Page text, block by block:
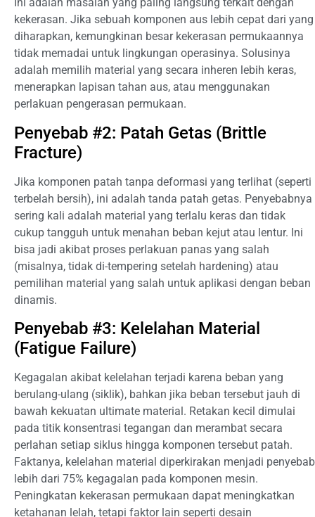
Ini adalah masalah yang paling langsung terkait dengan
kekerasan. Jika sebuah komponen aus lebih cepat dari yang
diharapkan, kemungkinan besar kekerasan permukaannya
tidak memadai untuk lingkungan operasinya. Solusinya
adalah memilih material yang secara inheren lebih keras,
menerapkan lapisan tahan aus, atau menggunakan
perlakuan pengerasan permukaan.
Penyebab #2: Patah Getas (Brittle
Fracture)
Jika komponen patah tanpa deformasi yang terlihat (seperti
terbelah bersih), ini adalah tanda patah getas. Penyebabnya
sering kali adalah material yang terlalu keras dan tidak
cukup tangguh untuk menahan beban kejut atau lentur. Ini
bisa jadi akibat proses perlakuan panas yang salah
(misalnya, tidak di-tempering setelah hardening) atau
pemilihan material yang salah untuk aplikasi dengan beban
dinamis.
Penyebab #3: Kelelahan Material
(Fatigue Failure)
Kegagalan akibat kelelahan terjadi karena beban yang
berulang-ulang (siklik), bahkan jika beban tersebut jauh di
bawah kekuatan ultimate material. Retakan kecil dimulai
pada titik konsentrasi tegangan dan merambat secara
perlahan setiap siklus hingga komponen tersebut patah.
Faktanya, kelelahan material diperkirakan menjadi penyebab
lebih dari 75% kegagalan pada komponen mesin.
Peningkatan kekerasan permukaan dapat meningkatkan
ketahanan lelah, tetapi faktor lain seperti desain